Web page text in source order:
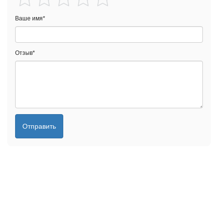
Ваше имя*
Отзыв*
Отправить